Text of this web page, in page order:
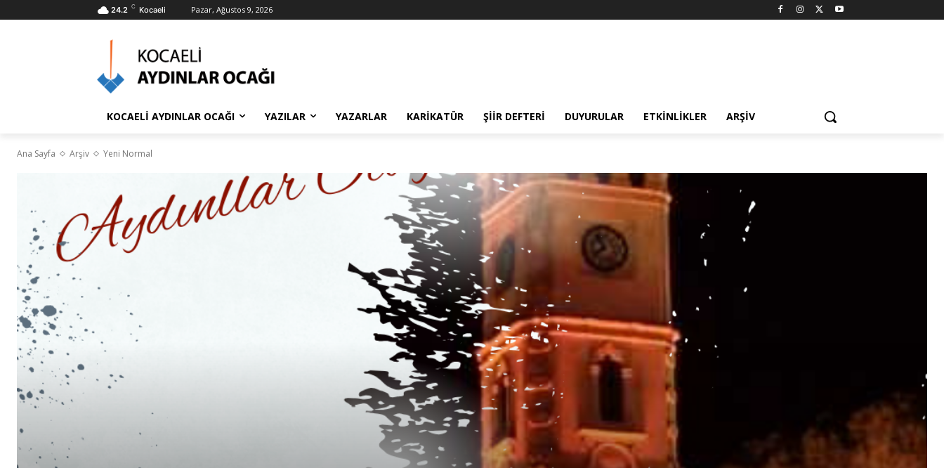
24.2 C Kocaeli Pazar, Ağustos 9, 2026
KOCAELİ AYDINLAR OCAĞI YAZILAR YAZARLAR KARIKATÜR ŞIIR DEFTERI DUYURULAR ETKINLIKLER ARŞIV
Ana Sayfa Arşiv Yeni Normal